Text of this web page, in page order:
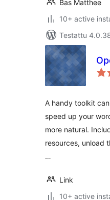
Bas Matthee
10+ active
Testattu
A handy toolkit
speed up your
more natural.
resources, unload
…
Link
10+ active